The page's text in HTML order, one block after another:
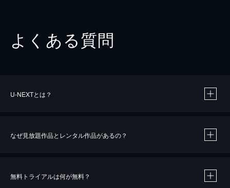
よくある質問
U-NEXTとは？
なぜ見放題作品とレンタル作品があるの？
無料トライアルは何が無料？